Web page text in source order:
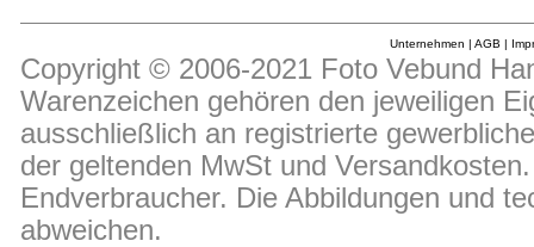
Unternehmen | AGB |
Copyright © 2006-2021 Foto Vebund
Warenzeichen gehören den jeweiligen
ausschließlich an registrierte
der geltenden MwSt und
Endverbraucher. Die Abbildungen und
abweichen.